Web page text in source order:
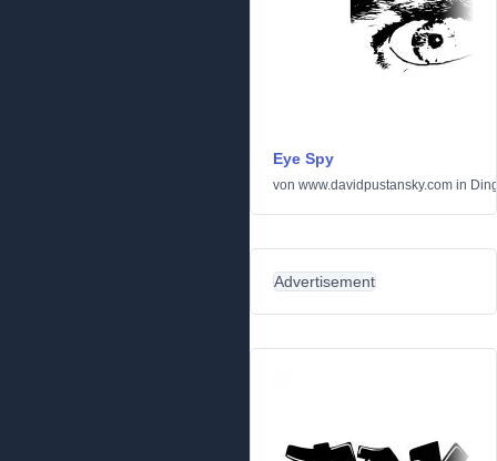
Eye Spy
von www.davidpustansky.com in
Advertisement